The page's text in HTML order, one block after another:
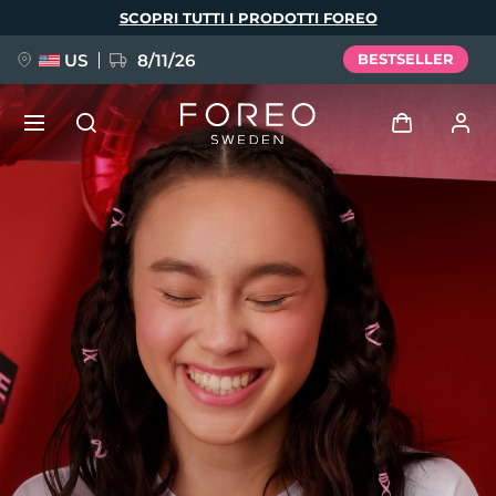
SCOPRI TUTTI I PRODOTTI FOREO
US 8/11/26 BESTSELLER
Profilo utente
I miei dispositivi
I miei ordini
I miei indirizzi
I miei abbonamenti
NUOVO
FAQ™ Pure Beauty-Tech Elixir
BREAKING NEWS
issa™ Teeth Whitening Set
Lingua
English Deutsch
Español
Français
Italiano
Português
Polski
Svenska
Русский
Türkçe
简体中文 繁體中文